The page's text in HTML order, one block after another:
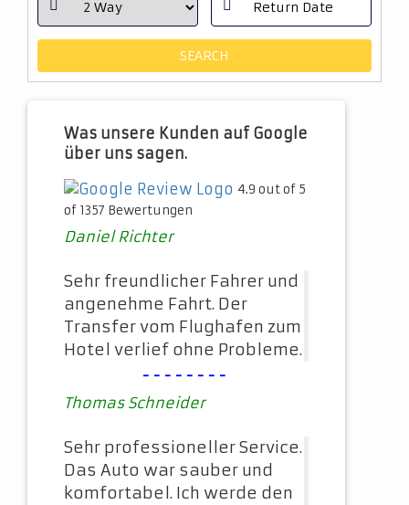
Was unsere Kunden auf Google
über uns sagen.
4.9 out of 5
of 1357 Bewertungen
Daniel Richter
Sehr freundlicher Fahrer und
angenehme Fahrt. Der
Transfer vom Flughafen zum
Hotel verlief ohne Probleme.
--------
Thomas Schneider
Sehr professioneller Service.
Das Auto war sauber und
komfortabel. Ich werde den